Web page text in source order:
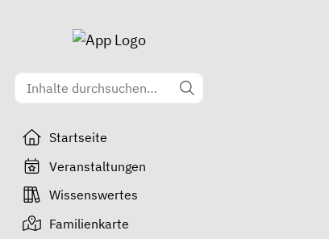
Startseite
Veranstaltungen
Wissenswertes
Familienkarte